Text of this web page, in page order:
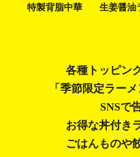
特製背脂中華 生姜醤油
各種トッピン
「季節限定ラー
SNSで
お得な丼付き
ごはんものや